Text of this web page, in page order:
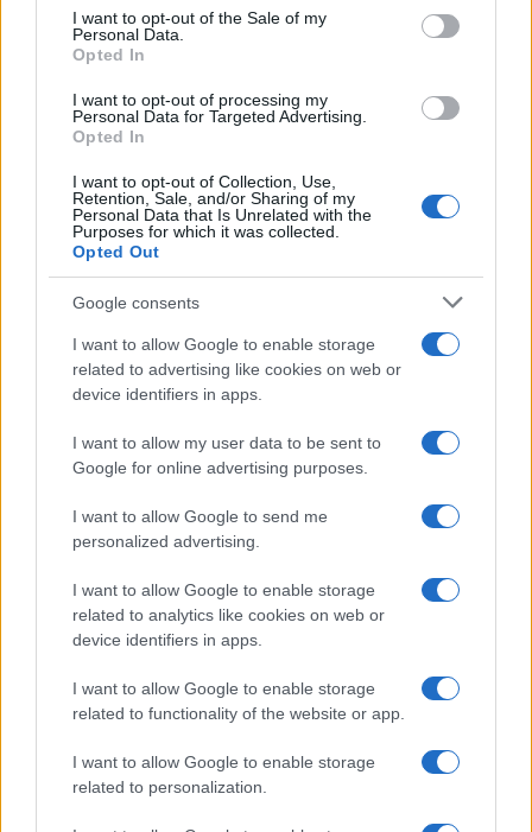
consent section.
I want to opt-out of the Sale of my
Personal Data.
Opted In
I want to opt-out of processing my
Personal Data for Targeted Advertising.
Opted In
I want to opt-out of Collection, Use,
Retention, Sale, and/or Sharing of my
Personal Data that Is Unrelated with the
Purposes for which it was collected.
Opted Out
Google consents
I want to allow Google to enable storage
related to advertising like cookies on web or
device identifiers in apps.
I want to allow my user data to be sent to
Google for online advertising purposes.
I want to allow Google to send me
personalized advertising.
I want to allow Google to enable storage
related to analytics like cookies on web or
device identifiers in apps.
I want to allow Google to enable storage
related to functionality of the website or app.
I want to allow Google to enable storage
related to personalization.
την προχειρότητα με την οποία πραγματοποιήθηκε η
αλλαγή στον τρόπο ψηφοφορίας, με αποτέλεσμα να μην
καν έχει ληφθεί οποιαδήποτε πρόνοια και να μην έχει
δοθεί καμία οδηγία στις εφορευτικές επιτροπές για την
αλληλογραφίας, με όποιους κινδύνους αυτό συνεπάγεται
για την παραβίαση της μυστικότητας της ψήφου,
Και έχοντας υπόψη την κατηγορηματική αντίθεση της
ΑΔΕΔΥ στην διενέργεια της ηλεκτρονικής ψηφοφορίας
καθώς αυτή, σύμφωνα με τις αποφάσεις του Γενικού της
Συμβουλίου και της Ε.Ε., υπονομεύει την ζωντανή δράση
του συνδικαλιστικού κινήματος,
Και το κάλεσμα της ΑΔΕΔΥ προς τα μέλη της
(Ομοσπονδίες) για αποχή από την ηλεκτρονική
ψηφοφορία και απόσυρση όλων των ψηφοδελτίων και